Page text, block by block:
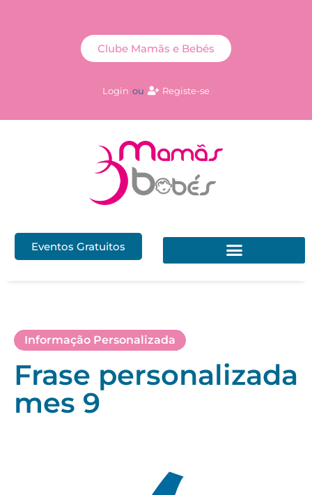
Login ou Registe-se
Clube Mamãs e Bebés
Eventos Gratuitos
Informação Personalizada
Frase personalizada
mes 9